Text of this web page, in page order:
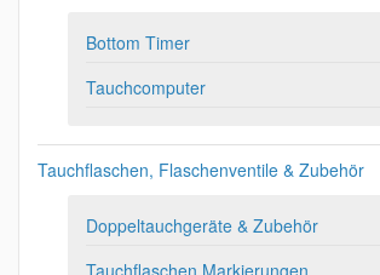
Bottom Timer
Tauchcomputer
Tauchflaschen, Flaschenventile & Zubehör
Doppeltauchgeräte & Zubehör
Tauchflaschen Markierungen